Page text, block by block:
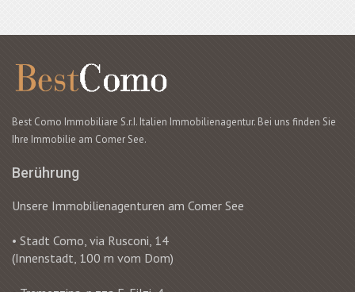
Best Como Immobiliare S.r.I. Italien Immobilienagentur. Bei uns finden Sie
Ihre Immobilie am Comer See.
Berührung
Unsere Immobilienagenturen am Comer See
• Stadt Como, via Rusconi, 14
(Innenstadt, 100 m vom Dom)